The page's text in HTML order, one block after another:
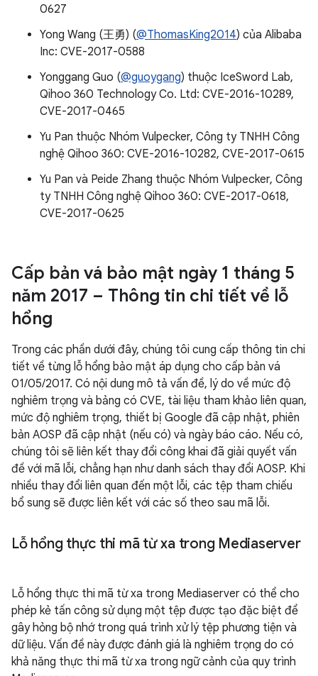
0627
Yong Wang (王勇) (@ThomasKing2014) của Alibaba
Inc: CVE-2017-0588
Yonggang Guo (@guoygang) thuộc IceSword Lab,
Qihoo 360 Technology Co. Ltd: CVE-2016-10289,
CVE-2017-0465
Yu Pan thuộc Nhóm Vulpecker, Công ty TNHH Công
nghệ Qihoo 360: CVE-2016-10282, CVE-2017-0615
Yu Pan và Peide Zhang thuộc Nhóm Vulpecker, Công
ty TNHH Công nghệ Qihoo 360: CVE-2017-0618,
CVE-2017-0625
Cấp bản vá bảo mật ngày 1 tháng 5
năm 2017 – Thông tin chi tiết về lỗ
hổng
Trong các phần dưới đây, chúng tôi cung cấp thông tin chi
tiết về từng lỗ hổng bảo mật áp dụng cho cấp bản vá
01/05/2017. Có nội dung mô tả vấn đề, lý do về mức độ
nghiêm trọng và bảng có CVE, tài liệu tham khảo liên quan,
mức độ nghiêm trọng, thiết bị Google đã cập nhật, phiên
bản AOSP đã cập nhật (nếu có) và ngày báo cáo. Nếu có,
chúng tôi sẽ liên kết thay đổi công khai đã giải quyết vấn
đề với mã lỗi, chẳng hạn như danh sách thay đổi AOSP. Khi
nhiều thay đổi liên quan đến một lỗi, các tệp tham chiếu
bổ sung sẽ được liên kết với các số theo sau mã lỗi.
Lỗ hổng thực thi mã từ xa trong Mediaserver
Lỗ hổng thực thi mã từ xa trong Mediaserver có thể cho
phép kẻ tấn công sử dụng một tệp được tạo đặc biệt để
gây hỏng bộ nhớ trong quá trình xử lý tệp phương tiện và
dữ liệu. Vấn đề này được đánh giá là nghiêm trọng do có
khả năng thực thi mã từ xa trong ngữ cảnh của quy trình